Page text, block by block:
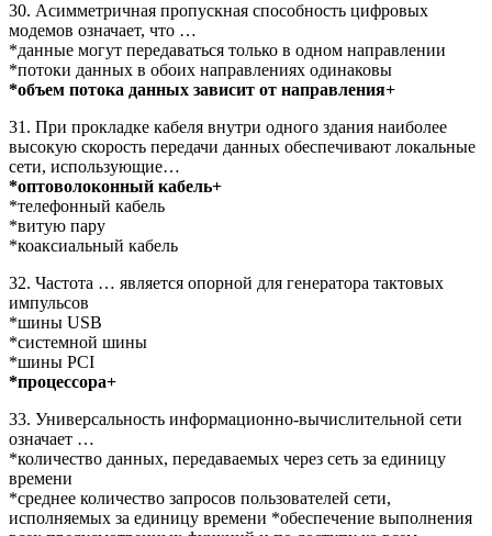
30. Асимметричная пропускная способность цифровых
модемов означает, что …
*данные могут передаваться только в одном направлении
*потоки данных в обоих направлениях одинаковы
*объем потока данных зависит от направления+
31. При прокладке кабеля внутри одного здания наиболее
высокую скорость передачи данных обеспечивают локальные
сети, использующие…
*оптоволоконный кабель+
*телефонный кабель
*витую пару
*коаксиальный кабель
32. Частота … является опорной для генератора тактовых
импульсов
*шины USB
*системной шины
*шины PCI
*процессора+
33. Универсальность информационно-вычислительной сети
означает …
*количество данных, передаваемых через сеть за единицу
времени
*среднее количество запросов пользователей сети,
исполняемых за единицу времени *обеспечение выполнения